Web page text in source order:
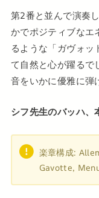
第2番と並んで演奏
かでポジティブなエ
るような「ガヴォッ
て自然と心が躍るで
音をいかに優雅に弾
シフ先生のバッハ、
楽章構成:
Gavotte,